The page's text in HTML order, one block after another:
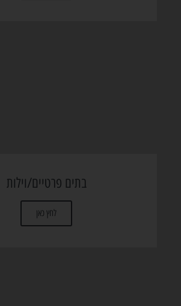
בתים פרטיים/וילות
לחץ כאן